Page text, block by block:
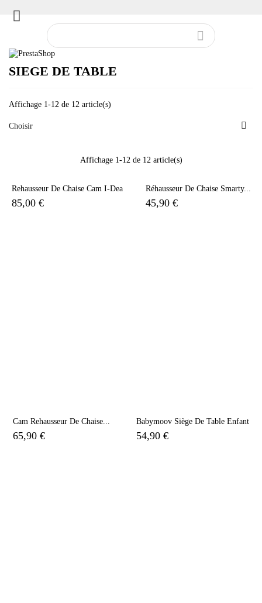


SIEGE DE TABLE
Affichage 1-12 de 12 article(s)
Choisir 
Affichage 1-12 de 12 article(s)
Rehausseur De Chaise Cam I-Dea
85,00 €
Réhausseur De Chaise Smarty...
45,90 €
Cam Rehausseur De Chaise...
65,90 €
Babymoov Siège De Table Enfant
54,90 €